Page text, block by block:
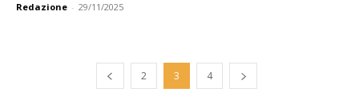
Redazione - 29/11/2025
2 3 4